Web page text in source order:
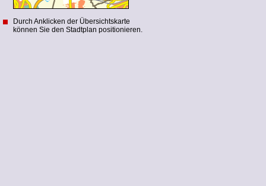
Durch Anklicken der Übersichtskarte
können Sie den Stadtplan positionieren.